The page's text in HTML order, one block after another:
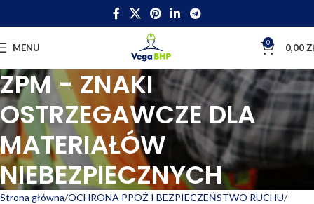
MENU 0 0,00
ZPM - ZNAKI
OSTRZEGAWCZE DLA
MATERIAŁÓW
NIEBEZPIECZNYCH
Strona główna OCHRONA PPOŻ I BEZPIECZEŃSTWO RUCHU